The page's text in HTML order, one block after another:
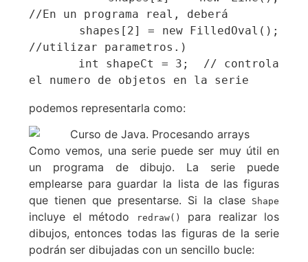
//En un programa real, deberá
//utilizar parametros.)
el numero de objetos en la serie
podemos representarla como:
Como vemos, una serie puede ser muy útil en
un programa de dibujo. La serie puede
emplearse para guardar la lista de las figuras
que tienen que presentarse. Si la clase
Shape
incluye el método redraw()
para realizar los
dibujos, entonces todas las figuras de la serie
podrán ser dibujadas con un sencillo bucle: